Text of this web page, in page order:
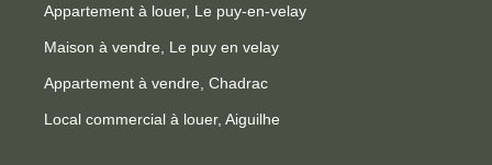
Appartement à louer, Le puy-en-velay
Maison à vendre, Le puy en velay
Appartement à vendre, Chadrac
Local commercial à louer, Aiguilhe